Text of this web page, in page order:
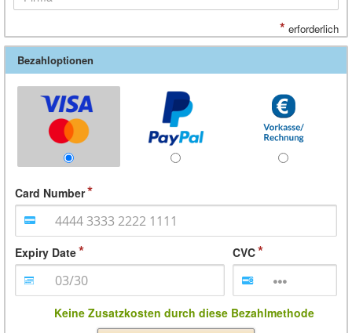
* erforderlich
Bezahloptionen
Card Number
Expiry Date CVC
Keine Zusatzkosten durch diese Bezahlmethode